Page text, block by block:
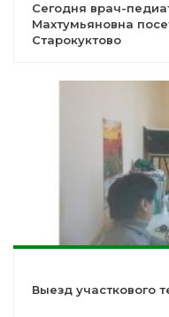
Сегодня врач-
Махтумьяновна
Старокуктово
Выезд участкового